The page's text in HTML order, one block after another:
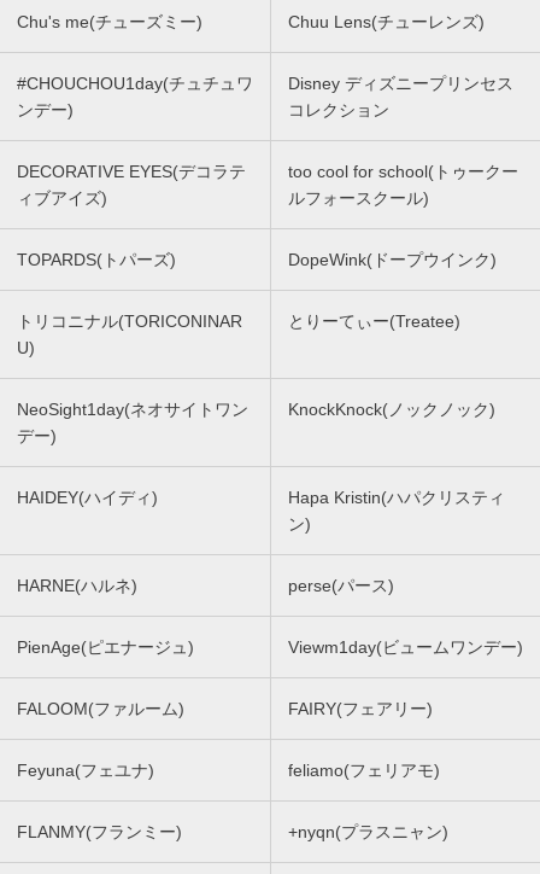
Chu's me(チューズミー) Chuu Lens(チューレンズ)
#CHOUCHOU1day(チュチュワ
ンデー)
Disney ディズニープリンセス
コレクション
DECORATIVE EYES(デコラテ
ィブアイズ)
too cool for school(トゥークー
ルフォースクール)
TOPARDS(トパーズ) DopeWink(ドープウインク)
トリコニナル(TORICONINAR
U)
とりーてぃー(Treatee)
NeoSight1day(ネオサイトワン
デー)
KnockKnock(ノックノック)
HAIDEY(ハイディ)
Hapa Kristin(ハパクリスティ
ン)
HARNE(ハルネ) perse(パース)
PienAge(ピエナージュ) Viewm1day(ビュームワンデー)
FALOOM(ファルーム) FAIRY(フェアリー)
Feyuna(フェユナ) feliamo(フェリアモ)
FLANMY(フランミー) +nyqn(プラスニャン)